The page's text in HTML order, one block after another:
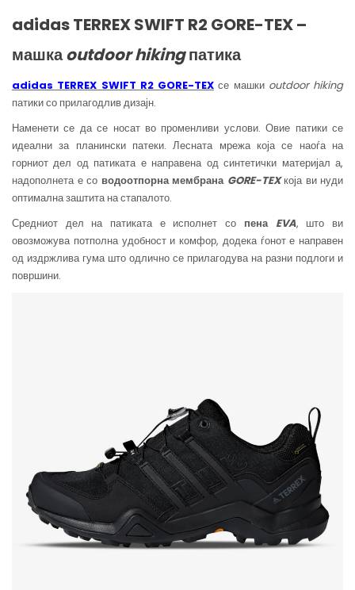
adidas TERREX SWIFT R2 GORE-TEX –
машкаoutdoorhikingпатика
adidas TERREX SWIFT R2 GORE-TEX се машки outdoor hiking
патики со прилагодлив дизајн.
Наменети се да се носат во променливи услови. Овие патики се
идеални за планински патеки. Лесната мрежа која се наоѓа на
горниот дел од патиката е направена од синтетички материјал а,
надополнета е со водоотпорна мембрана GORE-TEXкоја ви нуди
оптимална заштита на стапалото.
Средниот дел на патиката е исполнет со пена EVA, што ви
овозможува потполна удобност и комфор, додека ѓонот е направен
од издржлива гума што одлично се прилагодува на разни подлоги и
површини.